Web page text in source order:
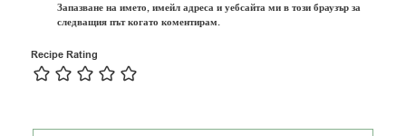
Запазване на името, имейл адреса и уебсайта ми в този браузър за
следващия път когато коментирам.
Recipe Rating